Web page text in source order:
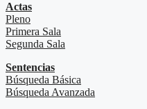
Actas
Pleno
Primera Sala
Segunda Sala
Sentencias
Búsqueda Básica
Búsqueda Avanzada